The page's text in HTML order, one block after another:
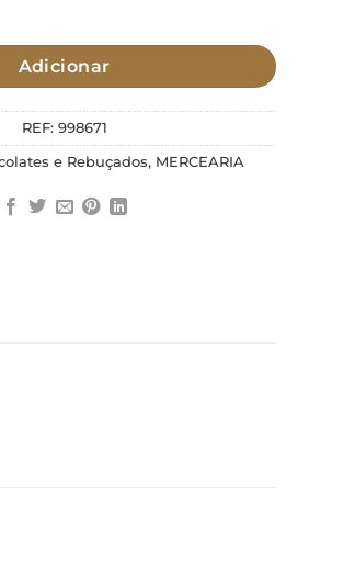
do Douro 100g
Adicionar
REF: 998671
e Rebuçados, MERCEARIA